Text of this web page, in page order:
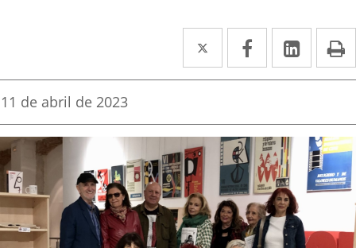
Twitter
Enlace
a
aplicación
externa.
Facebook
Enlace
a
aplicación
externa.
Enlace
a
Fecha
la
noticia
11 de abril de 2023